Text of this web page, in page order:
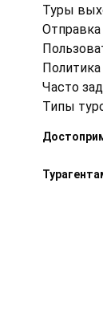
Туры
Часто
Типы